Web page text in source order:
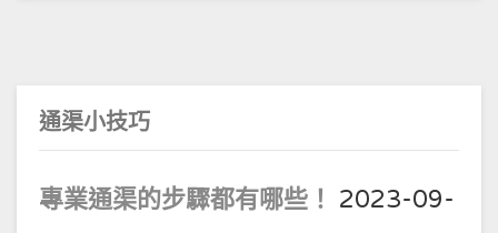
通渠小技巧
專業通渠的步驟都有哪些！ 2023-09-